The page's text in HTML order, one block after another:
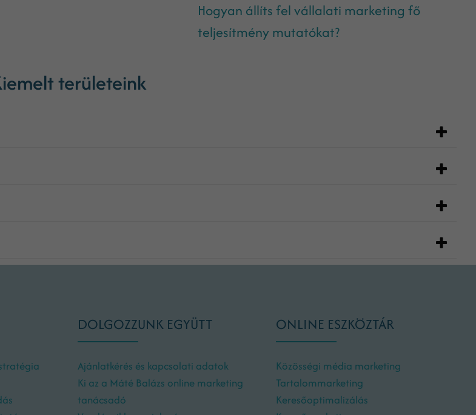
Hogyan állíts fel vállalati marketing fő
teljesítmény mutatókat?
területeink
DOLGOZZUNK EGYÜTT
Ajánlatkérés és kapcsolati adatok
Ki az a Máté Balázs online marketing
tanácsadó
ONLINE ESZKÖZTÁR
Közösségi média marketing
Tartalommarketing
Keresőoptimalizálás